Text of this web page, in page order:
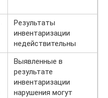
Результаты
инвентаризации
недействительны
Выявленные в
результате
инвентаризации
нарушения могут